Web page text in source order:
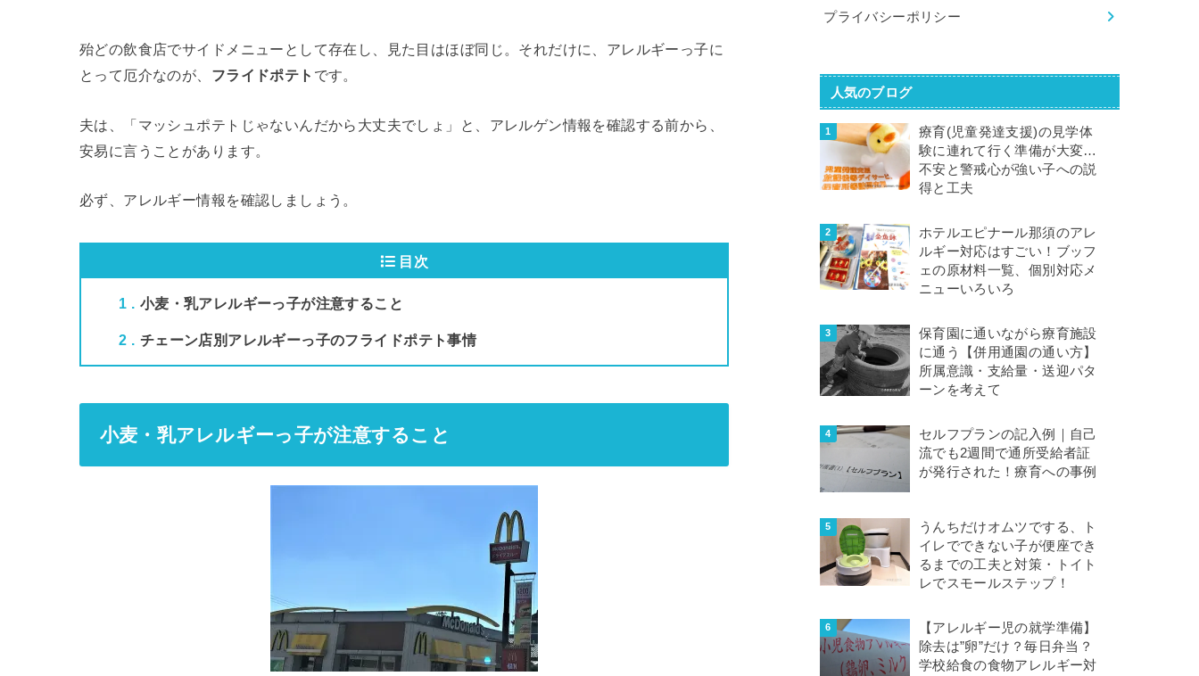
殆どの飲食店でサイドメニューとして存在し、見た目はほぼ同じ。それだけに、アレルギーっ子に
とって厄介なのが、 フライドポテト です。
夫は、「マッシュポテトじゃないんだから大丈夫でしょ」と、アレルゲン情報を確認する前から、
安易に言うことがあります。
必ず、アレルギー情報を確認しましょう。
目次
1 小麦・乳アレルギーっ子が注意すること
2 チェーン店別アレルギーっ子のフライドポテト事情
小麦・乳アレルギーっ子が注意すること
プライバシーポリシー
人気のブログ
療育(児童発達支援)の見学体
験に連れて行く準備が大変…
不安と警戒心が強い子への説
得と工夫
ホテルエピナール那須のアレ
ルギー対応はすごい！ブッフ
ェの原材料一覧、個別対応メ
ニューいろいろ
保育園に通いながら療育施設
に通う【併用通園の通い方】
所属意識・支給量・送迎パタ
ーンを考えて
セルフプランの記入例｜自己
流でも2週間で通所受給者証
が発行された！療育への事例
うんちだけオムツでする、ト
イレでできない子が便座でき
るまでの工夫と対策・トイト
レでスモールステップ！
【アレルギー児の就学準備】
除去は”卵”だけ？毎日弁当？
学校給食の食物アレルギー対